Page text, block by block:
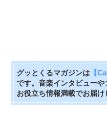
グッとくるマガジンは 【
です。音楽インタビュー
お役立ち情報満載でお届け